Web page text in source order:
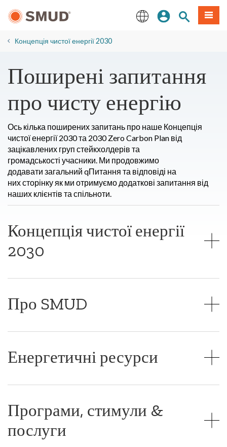
до
змісту
Увійдіть
Пошук по
Меню
Концепція чистої енергії 2030
Поширені запитання
про чисту енергію
Ось кілька поширених запитань про наше Концепція
чистої енергії 2030 та 2030 Zero Carbon Plan від
зацікавлених груп стейкхолдерів та
громадськості учасники. Ми продовжимо
додавати загальний qПитання та відповіді на
нихсторінку як ми отримуємо додаткові запитання від
наших клієнтів та спільноти.
Концепція чистої енергії
2030
Про SMUD
Енергетичні ресурси
Програми, стимули &
послуги